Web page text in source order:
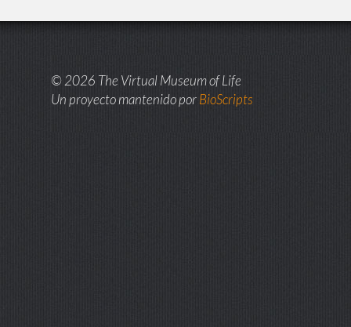
© 2026 The Virtual Museum of Life
Un proyecto mantenido porBioScripts